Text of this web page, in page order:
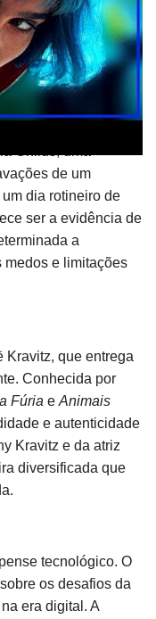
imersiva, que
visual deKIMI .
por Steven
de um
dia rotineiro de
ser a evidência de
a
medos e limitações
Kravitz, que entrega
Conhecida por
Fúria e Animais
e autenticidade
Kravitz e da atriz
diversificada que
tecnológico. O
os desafios da
era digital. A